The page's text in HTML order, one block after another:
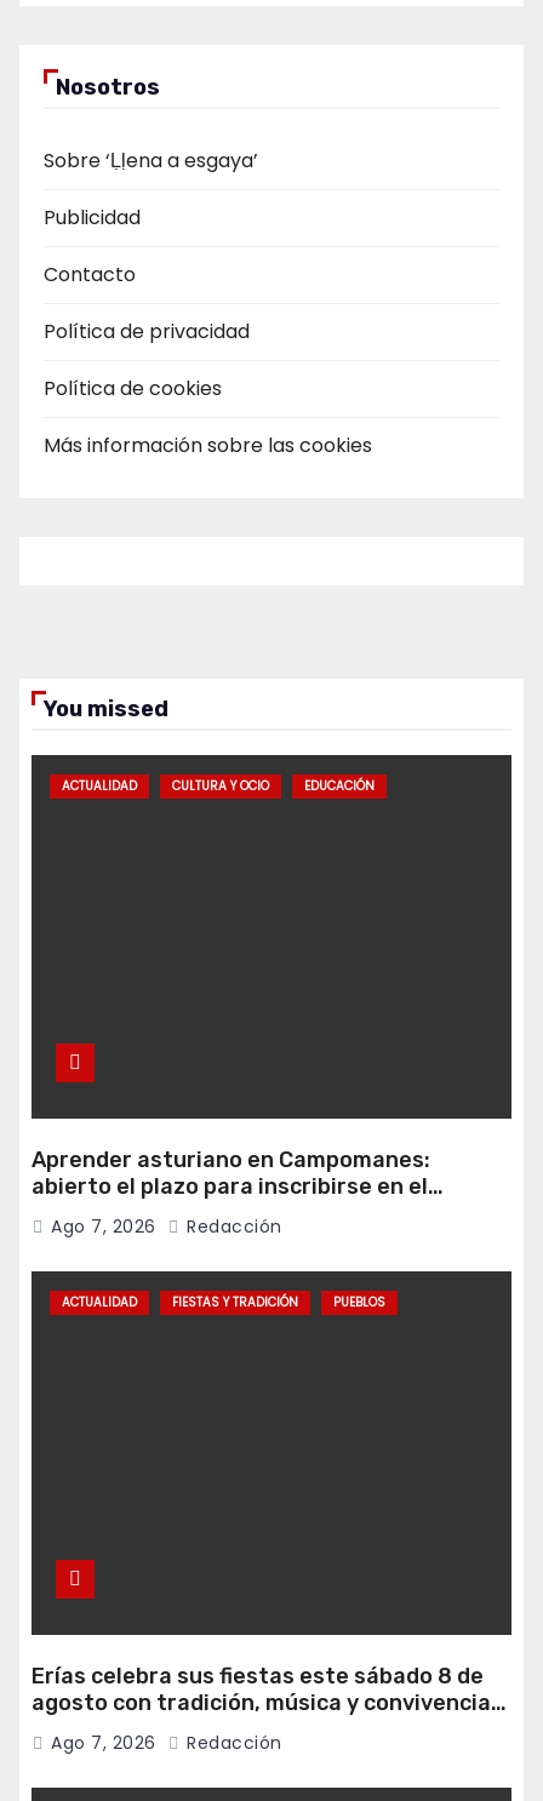
Nosotros
Sobre ‘Ḷḷena a esgaya’
Publicidad
Contacto
Política de privacidad
Política de cookies
Más información sobre las cookies
You missed
ACTUALIDAD CULTURA Y OCIO EDUCACIÓN
Aprender asturiano en Campomanes:
abierto el plazo para inscribirse en el
programa Falamos
Ago 7, 2026 Redacción
ACTUALIDAD FIESTAS Y TRADICIÓN PUEBLOS
Erías celebra sus fiestas este sábado 8 de
agosto con tradición, música y convivencia
vecinal
Ago 7, 2026 Redacción